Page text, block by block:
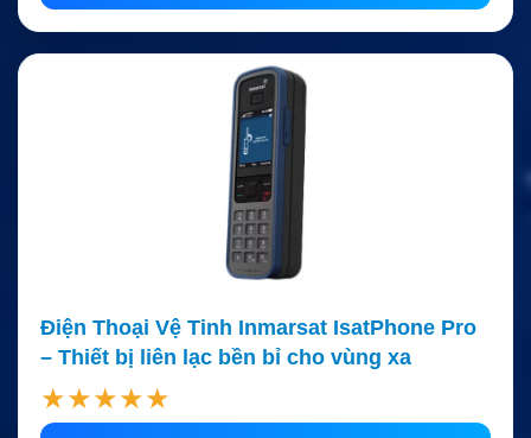
Điện Thoại Vệ Tinh Inmarsat IsatPhone Pro
– Thiết bị liên lạc bền bỉ cho vùng xa
★★★★★